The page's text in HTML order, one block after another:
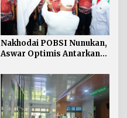
Nakhodai POBSI Nunukan,
Aswar Optimis Antarkan